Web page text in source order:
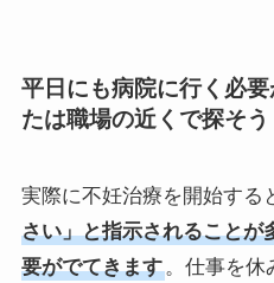
平日にも病院に行く必
たは職場の近くで探そう
実際に不妊治療を開始する
さい」と指示されることが
要がでてきます。仕事を休